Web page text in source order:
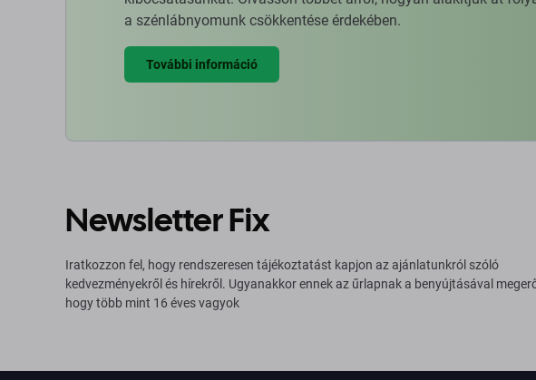
a szénlábnyomunk csökkentése érdekében.
További információ
Newsletter Fix
Iratkozzon fel, hogy rendszeresen tájékoztatást kapjon az ajánlatunkról szóló
kedvezményekről és hírekről. Ugyanakkor ennek az űrlapnak a benyújtásával
hogy több mint 16 éves vagyok